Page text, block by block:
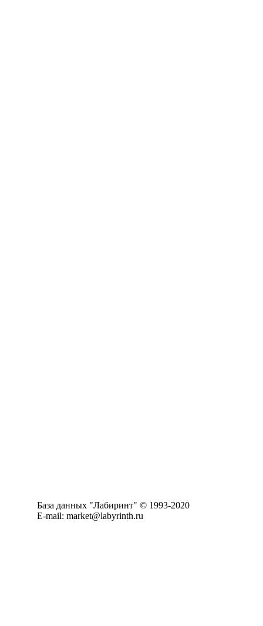
База данных "Лабиринт" © 1993-2020
E-mail: market@labyrinth.ru